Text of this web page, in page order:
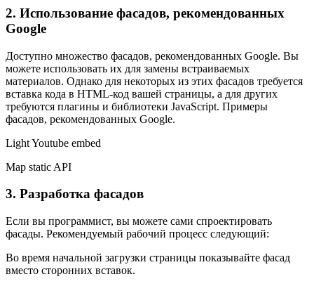
2. Использование фасадов, рекомендованных
Google
Доступно множество фасадов, рекомендованных Google. Вы
можете использовать их для замены встраиваемых
материалов. Однако для некоторых из этих фасадов требуется
вставка кода в HTML-код вашей страницы, а для других
требуются плагины и библиотеки JavaScript. Примеры
фасадов, рекомендованных Google.
Light Youtube embed
Map static API
3. Разработка фасадов
Если вы программист, вы можете сами спроектировать
фасады. Рекомендуемый рабочий процесс следующий:
Во время начальной загрузки страницы показывайте фасад
вместо сторонних вставок.